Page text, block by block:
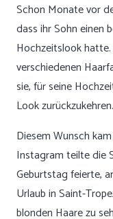
Schon Monate vor
dass ihr Sohn einen
Hochzeitslook
verschiedenen
sie, für seine
Look zurückzukehren.
Diesem Wunsch
Instagram teilte die
Geburtstag feierte,
Urlaub in Saint-
blonden Haare zu